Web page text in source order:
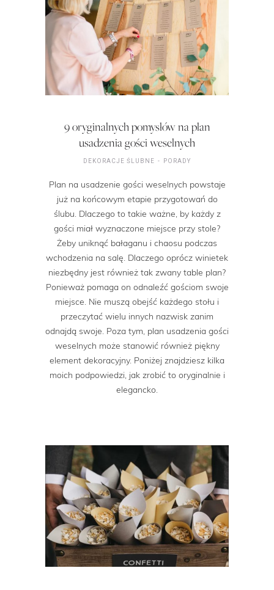
9 oryginalnych pomysłów na plan
usadzenia gości weselnych
DEKORACJE ŚLUBNE PORADY
Plan na usadzenie gości weselnych powstaje
już na końcowym etapie przygotowań do
ślubu. Dlaczego to takie ważne, by każdy z
gości miał wyznaczone miejsce przy stole?
Żeby uniknąć bałaganu i chaosu podczas
wchodzenia na salę. Dlaczego oprócz winietek
niezbędny jest również tak zwany table plan?
Ponieważ pomaga on odnaleźć gościom swoje
miejsce. Nie muszą obejść każdego stołu i
przeczytać wielu innych nazwisk zanim
odnajdą swoje. Poza tym, plan usadzenia gości
weselnych może stanowić również piękny
element dekoracyjny. Poniżej znajdziesz kilka
moich podpowiedzi, jak zrobić to oryginalnie i
elegancko.